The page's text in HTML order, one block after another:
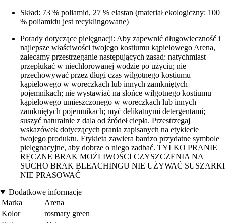
Skład: 73 % poliamid, 27 % elastan (materiał ekologiczny: 100
% poliamidu jest recyklingowane)
Porady dotyczące pielęgnacji: Aby zapewnić długowieczność i
najlepsze właściwości twojego kostiumu kąpielowego Arena,
zalecamy przestrzeganie następujących zasad: natychmiast
przepłukać w niechlorowanej wodzie po użyciu; nie
przechowywać przez długi czas wilgotnego kostiumu
kąpielowego w woreczkach lub innych zamkniętych
pojemnikach; nie wystawiać na słońce wilgotnego kostiumu
kąpielowego umieszczonego w woreczkach lub innych
zamkniętych pojemnikach; myć delikatnymi detergentami;
suszyć naturalnie z dala od źródeł ciepła. Przestrzegaj
wskazówek dotyczących prania zapisanych na etykiecie
twojego produktu. Etykieta zawiera bardzo przydatne symbole
pielęgnacyjne, aby dobrze o niego zadbać. TYLKO PRANIE
RĘCZNE BRAK MOŻLIWOŚCI CZYSZCZENIA NA
SUCHO BRAK BLEACHINGU NIE UŻYWAĆ SUSZARKI
NIE PRASOWAĆ
Dodatkowe informacje
Marka
Arena
Kolor
rosmary green